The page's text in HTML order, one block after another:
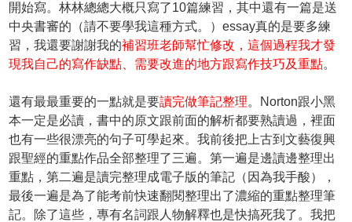
開始寫。林林總總大概只寫了10篇練習，其中還有一篇是送
中央書審的（請不要學我這種方式。）essay真的是要多練
習，我還要謝謝我的補習班老師幫忙修改，這個過程我才發
現我自己的寫作缺點、需要改進的地方跟寫作技巧及重點。
還有最最重要的一點就是要讀完做筆記整理。Norton跟小黑
本一定是必讀，書中的原文跟前面的解析都要熟讀過，裡面
也有一些很漂亮的句子可學起來。我前後把上古到文藝復興
跟聖經的重點作品全部整理了三遍。第一遍是邊讀邊整理出
重點，第二遍是讀完整理成電子版的筆記（因為我手酸），
最後一遍是為了能考前快速翻閱整理出了濃縮的重點整理筆
記。除了這些，專有名詞跟人物解釋也是快搞死我了。我把